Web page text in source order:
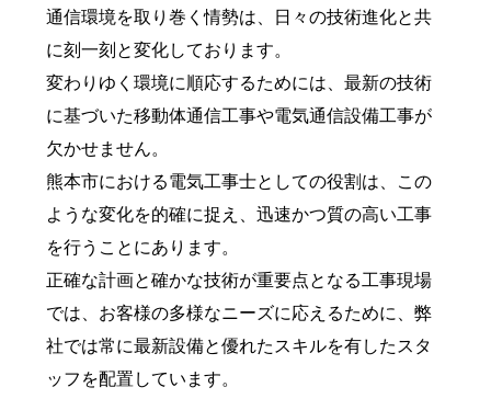
通信環境を取り巻く情勢は、日々の技術進化と共
に刻一刻と変化しております。
変わりゆく環境に順応するためには、最新の技術
に基づいた移動体通信工事や電気通信設備工事が
欠かせません。
熊本市における電気工事士としての役割は、この
ような変化を的確に捉え、迅速かつ質の高い工事
を行うことにあります。
正確な計画と確かな技術が重要点となる工事現場
では、お客様の多様なニーズに応えるために、弊
社では常に最新設備と優れたスキルを有したスタ
ッフを配置しています。